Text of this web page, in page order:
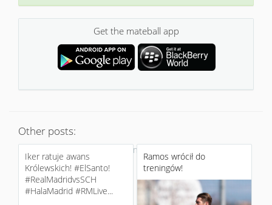
Get the mateball app
Other posts:
Iker ratuje awans
Królewskich! ‪#‎ElSanto‬!
‪#‎RealMadridvsSCH‬
‪#‎HalaMadrid‬ ‪#‎RMLive‬...
Ramos wrócił do
treningów!
No more